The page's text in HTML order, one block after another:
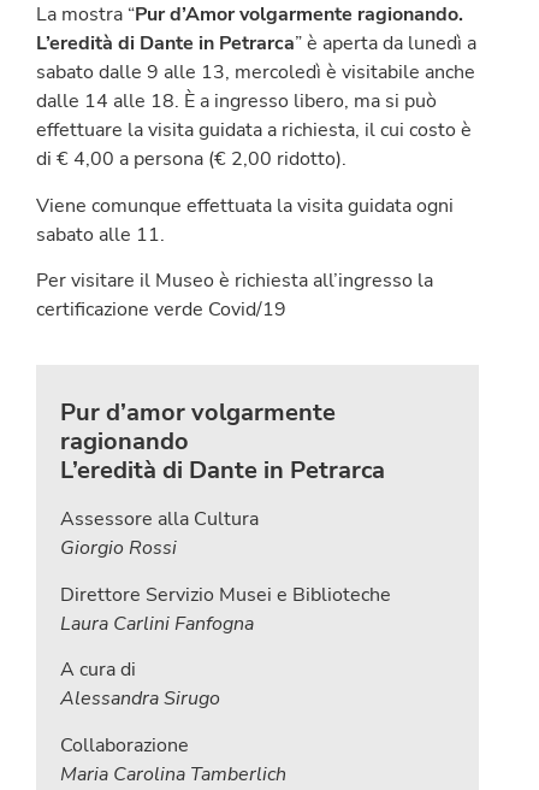
La mostra “Pur d’Amor volgarmente ragionando.
L’eredità di Dante in Petrarca” è aperta da lunedì a
sabato dalle 9 alle 13, mercoledì è visitabile anche
dalle 14 alle 18. È a ingresso libero, ma si può
effettuare la visita guidata a richiesta, il cui costo è
di € 4,00 a persona (€ 2,00 ridotto).
Viene comunque effettuata la visita guidata ogni
sabato alle 11.
Per visitare il Museo è richiesta all’ingresso la
certificazione verde Covid/19
Pur d’amor volgarmente
ragionando
L’eredità di Dante in Petrarca
Assessore alla Cultura
Giorgio Rossi
Direttore Servizio Musei e Biblioteche
Laura Carlini Fanfogna
A cura di
Alessandra Sirugo
Collaborazione
Maria Carolina Tamberlich